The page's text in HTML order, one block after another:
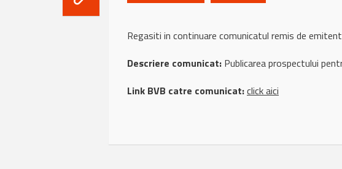
Regasiti in continuare comunicatul remis de
Descriere comunicat: Publicarea prospectului
Link BVB catre comunicat:click aici